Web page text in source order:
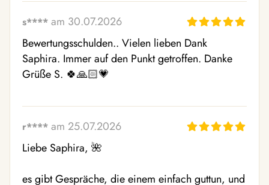
s**** am 30.07.2026
Bewertungsschulden.. Vielen lieben Dank
Saphira. Immer auf den Punkt getroffen. Danke
Grüße S. 🍀🙏🏻💗
r**** am 25.07.2026
Liebe Saphira, 🌺
es gibt Gespräche, die einem einfach guttun, und